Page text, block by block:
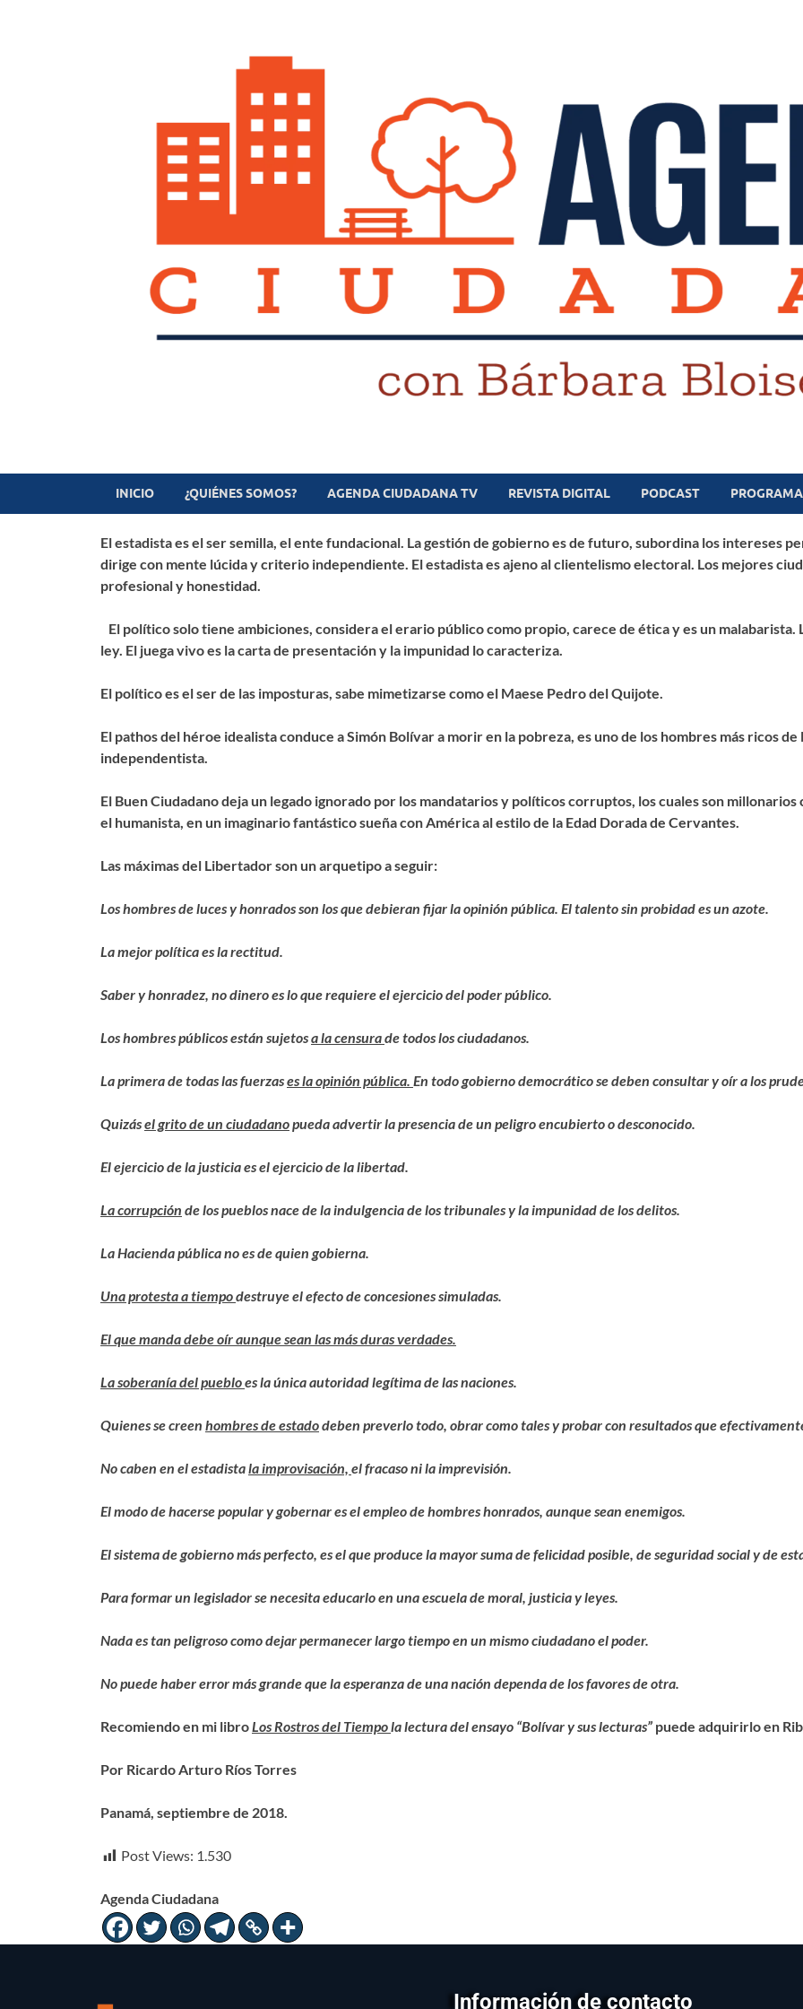
Revista digital
INICIO ¿QUIÉNES SOMOS? AGENDA CIUDADANA TV REVISTA DIGITAL PODCAST
El estadista es el ser semilla, el ente fundacional. La gestión de gobierno es de futuro, subordina los intereses
dirige con mente lúcida y criterio independiente. El estadista es ajeno al clientelismo electoral. Los mejores
profesional y honestidad.
El político solo tiene ambiciones, considera el erario público como propio, carece de ética y es un malabarista.
ley. El juega vivo es la carta de presentación y la impunidad lo caracteriza.
El político es el ser de las imposturas, sabe mimetizarse como el Maese Pedro del Quijote.
El pathos del héroe idealista conduce a Simón Bolívar a morir en la pobreza, es uno de los hombres más ricos
independentista.
El Buen Ciudadano deja un legado ignorado por los mandatarios y políticos corruptos, los cuales son millonarios
el humanista, en un imaginario fantástico sueña con América al estilo de la Edad Dorada de Cervantes.
Las máximas del Libertador son un arquetipo a seguir:
Los hombres de luces y honrados son los que debieran fijar la opinión pública. El talento sin probidad es un azote.
La mejor política es la rectitud.
Saber y honradez, no dinero es lo que requiere el ejercicio del poder público.
Los hombres públicos están sujetosa la censurade todos los ciudadanos.
La primera de todas las fuerzases la opinión pública. En todo gobierno democrático se deben consultar y oír a los
Quizásel grito de un ciudadanopueda advertir la presencia de un peligro encubierto o desconocido.
El ejercicio de la justicia es el ejercicio de la libertad.
La corrupción de los pueblos nace de la indulgencia de los tribunales y la impunidad de los delitos.
La Hacienda pública no es de quien gobierna.
Una protesta a tiempodestruye el efecto de concesiones simuladas.
El que manda debe oír aunque sean las más duras verdades.
La soberanía del puebloes la única autoridad legítima de las naciones.
Quienes se creen hombres de estadodeben preverlo todo, obrar como tales y probar con resultados que
No caben en el estadistala improvisación, el fracaso ni la imprevisión.
El modo de hacerse popular y gobernar es el empleo de hombres honrados, aunque sean enemigos.
El sistema de gobierno más perfecto, es el que produce la mayor suma de felicidad posible, de seguridad social y de
Para formar un legislador se necesita educarlo en una escuela de moral, justicia y leyes.
Nada es tan peligroso como dejar permanecer largo tiempo en un mismo ciudadano el poder.
No puede haber error más grande que la esperanza de una nación dependa de los favores de otra.
Recomiendo en mi libroLos Rostros del Tiempola lectura del ensayo “Bolívar y sus lecturas” puede adquirirlo en
Por Ricardo Arturo Ríos Torres
Panamá, septiembre de 2018.
Post Views: 1.530
Agenda Ciudadana
Información de contacto